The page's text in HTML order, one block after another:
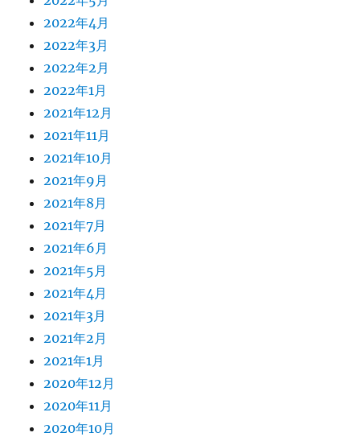
2022年4月
2022年3月
2022年2月
2022年1月
2021年12月
2021年11月
2021年10月
2021年9月
2021年8月
2021年7月
2021年6月
2021年5月
2021年4月
2021年3月
2021年2月
2021年1月
2020年12月
2020年11月
2020年10月